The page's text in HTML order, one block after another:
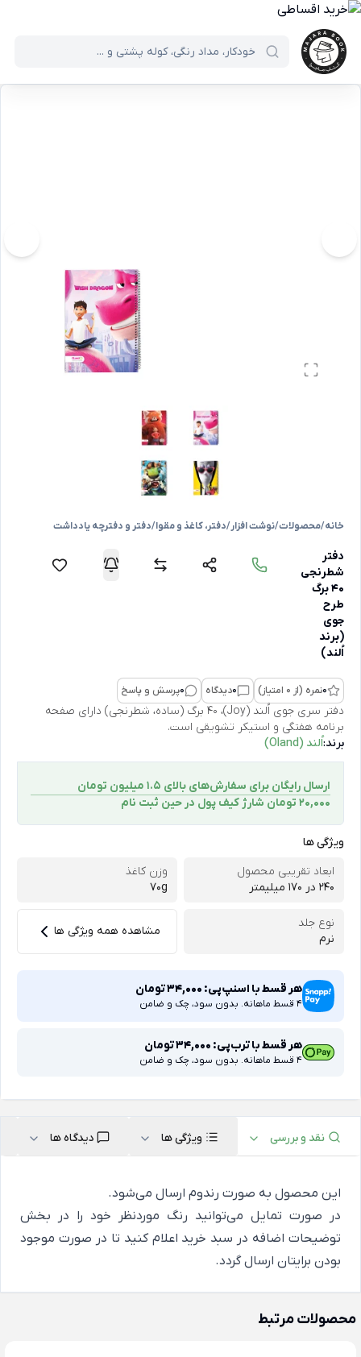
خانه/محصولات/نوشت افزار/دفتر، کاغذ و مقوا/دفتر و دفترچه یادداشت
دفتر
شطرنجی
40 برگ
طرح
جوی
(برند
اُلند)
0نمره (از 0 امتیاز) 0دیدگاه 0پرسش و پاسخ
دفتر سری جوی اُلند (Joy)، 40 برگ (ساده، شطرنجی) دارای صفحه
برنامه هفتگی و استیکر تشویقی است.
برند:اُلند (Oland)
ارسال رایگان برای سفارش‌های بالای 1.5 میلیون تومان
۲۰,۰۰۰ تومان شارژ کیف پول در حین ثبت ‌نام
ویژگی ها
ابعاد تقریبی محصول
240 در 170 میلیمتر
وزن کاغذ
70g
نوع جلد
نرم
مشاهده همه ویژگی ها
هر قسط با اسنپ‌پی: 34,000تومان
4 قسط ماهانه. بدون سود، چک و ضامن
هر قسط با ترب‌پی: 34,000تومان
4 قسط ماهانه. بدون سود، چک و ضامن
نقد و بررسی ویژگی ها دیدگاه ها
این محصول به صورت رندوم ارسال می‌شود.
در صورت تمایل می‌توانید رنگ موردنظر خود را در بخش
توضیحات اضافه در سبد خرید اعلام کنید تا در صورت موجود
بودن برایتان ارسال گردد.
محصولات مرتبط